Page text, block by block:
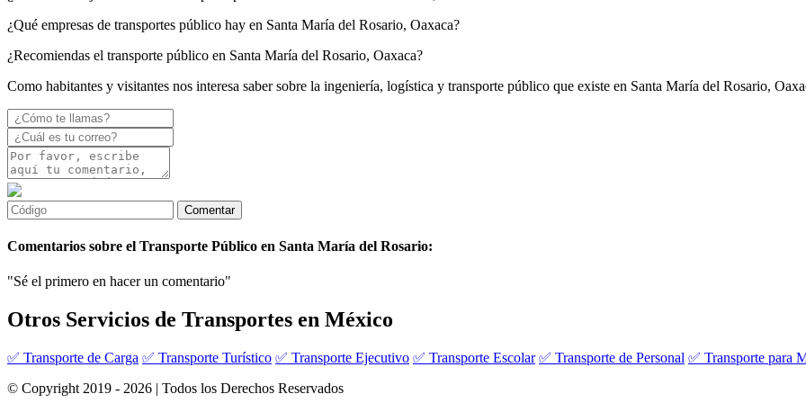
¿Qué empresas de transportes público hay en Santa María del Rosario, Oaxaca?
¿Recomiendas el transporte público en Santa María del Rosario, Oaxaca?
Como habitantes y visitantes nos interesa saber sobre la ingeniería, logística y transporte público que existe en Santa María del Rosario,
Comentarios sobre el Transporte Público en Santa María del Rosario:
"Sé el primero en hacer un comentario"
Otros Servicios de Transportes en México
✅ Transporte de Carga ✅ Transporte Turístico ✅ Transporte Ejecutivo ✅ Transporte Escolar ✅ Transporte de Personal ✅ Transporte para
© Copyright 2019 - 2026 | Todos los Derechos Reservados